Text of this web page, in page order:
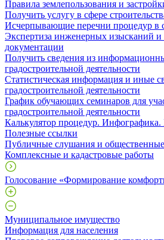
Правила землепользования и
Получить услугу в сфере
Исчерпывающие перечни процедур в
Экспертиза инженерных изысканий и
документации
Получить сведения из
градостроительной деятельности
Статистическая информация и иные
градостроительной деятельности
График обучающих семинаров для
градостроительной деятельности
Калькулятор процедур.
Полезные ссылки
Публичные слушания и
Комплексные и кадастровые работы
Голосование «Формирование
Муниципальное имущество
Информация для населения